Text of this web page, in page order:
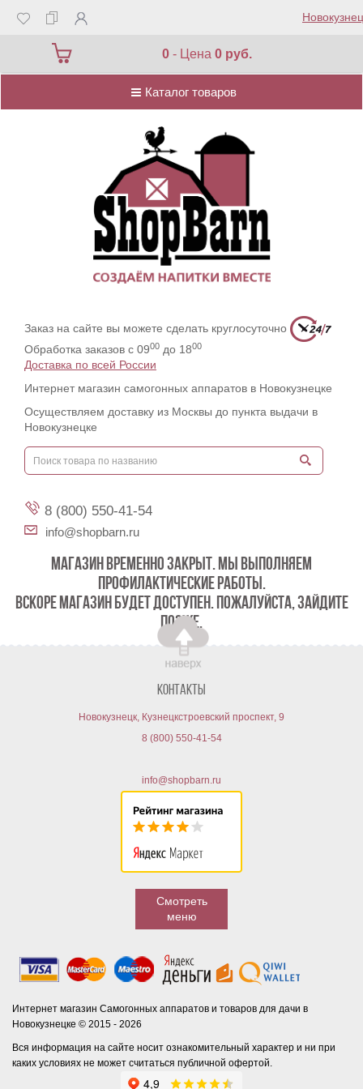
0 - Цена0 руб.
Каталог товаров
Каталог товаров
Заказ на сайте вы можете сделать круглосуточно
Обработка заказов с 0900 до 1800
Доставка по всей России
Интернет магазин самогонных аппаратов в Новокузнецке
Осуществляем доставку из Москвы до пункта выдачи в
Новокузнецке
8 (800) 550-41-54
info@shopbarn.ru
МАГАЗИН ВРЕМЕННО ЗАКРЫТ. МЫ ВЫПОЛНЯЕМ
ПРОФИЛАКТИЧЕСКИЕ РАБОТЫ.
ВСКОРЕ МАГАЗИН БУДЕТ ДОСТУПЕН. ПОЖАЛУЙСТА, ЗАЙДИТЕ
ПОЗЖЕ.
Контакты
Новокузнецк, Кузнецкстроевский проспект, 9
8 (800) 550-41-54
info@shopbarn.ru
Смотреть
меню
Интернет магазин Самогонных аппаратов и товаров для дачи в
Новокузнецке © 2015 - 2026
Вся информация на сайте носит ознакомительный характер и ни при
каких условиях не может считаться публичной офертой.